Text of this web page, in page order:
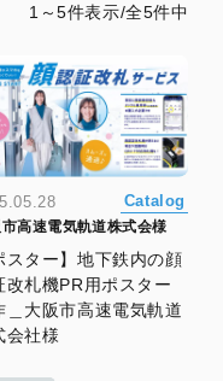
1～5件表示/全5件中
Catalog
高速電気軌道株式会様
スター】地下鉄内の顔
改札機PR用ポスター
＿大阪市高速電気軌道
会社様